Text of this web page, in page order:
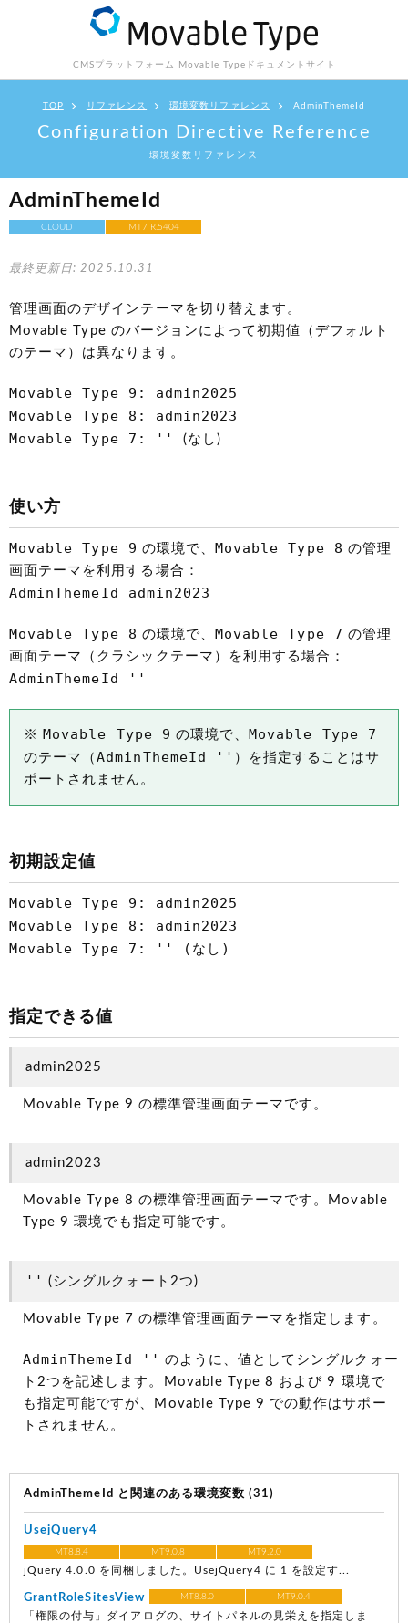
CMSプラットフォーム Movable Type ドキュメントサイト
TOP リファレンス 環境変数リファレンス AdminThemeId
Configuration Directive Reference
環境変数リファレンス
AdminThemeId
CLOUD MT7 R.5404
最終更新日: 2025.10.31
管理画面のデザインテーマを切り替えます。
Movable Type のバージョンによって初期値（デフォルト
のテーマ）は異なります。
Movable Type 9: admin2025
Movable Type 8: admin2023
Movable Type 7: ''
(なし)
使い方
Movable Type 9 の環境で、 Movable Type 8 の管理
画面テーマを利用する場合：
AdminThemeId admin2023
Movable Type 8 の環境で、 Movable Type 7 の管理
画面テーマ（クラシックテーマ）を利用する場合：
AdminThemeId ''
※ Movable Type 9 の環境で、 Movable Type 7
のテーマ（AdminThemeId '' ）を指定することはサ
ポートされません。
初期設定値
Movable Type 9: admin2025
Movable Type 8: admin2023
Movable Type 7: '' (なし)
指定できる値
admin2025
Movable Type 9 の標準管理画面テーマです。
admin2023
Movable Type 8 の標準管理画面テーマです。Movable
Type 9 環境でも指定可能です。
'' (シングルクォート2つ)
Movable Type 7 の標準管理画面テーマを指定します。
AdminThemeId '' のように、値としてシングルクォー
ト2つを記述します。Movable Type 8 および 9 環境で
も指定可能ですが、Movable Type 9 での動作はサポー
トされません。
AdminThemeId と関連のある環境変数 (31)
UsejQuery4
MT8.8.4 MT9.0.8 MT9.2.0
jQuery 4.0.0 を同梱しました。UsejQuery4 に 1 を設定す...
GrantRoleSitesView MT8.8.0 MT9.0.4
「権限の付与」ダイアログの、サイトパネルの見栄えを指定しま